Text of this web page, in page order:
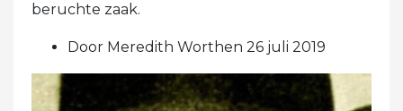
beruchte zaak.
Door Meredith Worthen 26 juli 2019